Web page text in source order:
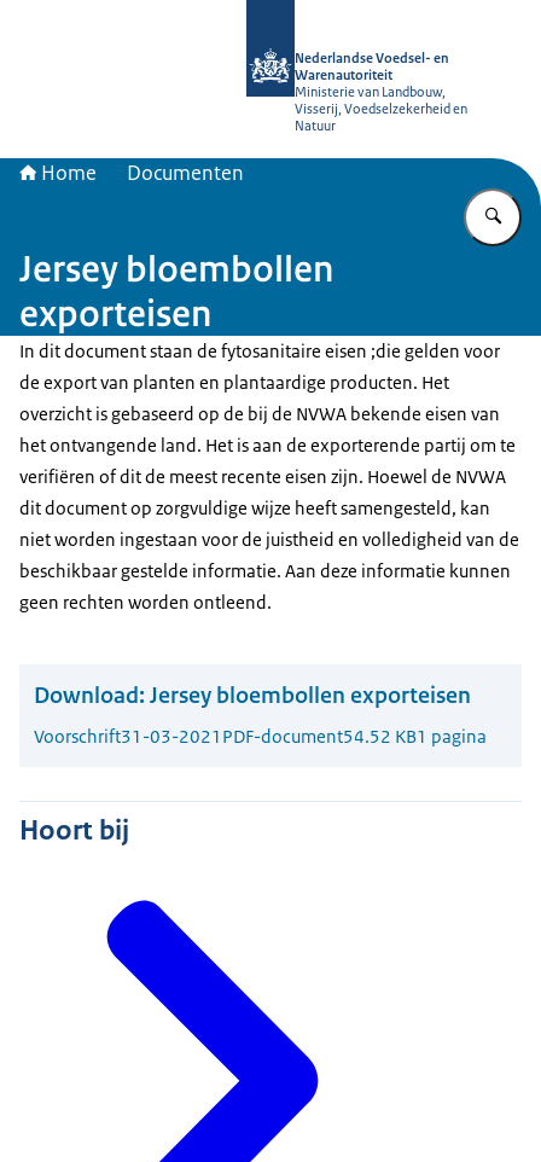
Nederlandse Voedsel- en
Warenautoriteit
Ministerie van Landbouw,
Visserij, Voedselzekerheid en
Natuur
Home Documenten
Jersey bloembollen
exporteisen
In dit document staan de fytosanitaire eisen ;die gelden voor
de export van planten en plantaardige producten. Het
overzicht is gebaseerd op de bij de NVWA bekende eisen van
het ontvangende land. Het is aan de exporterende partij om te
verifiëren of dit de meest recente eisen zijn. Hoewel de NVWA
dit document op zorgvuldige wijze heeft samengesteld, kan
niet worden ingestaan voor de juistheid en volledigheid van de
beschikbaar gestelde informatie. Aan deze informatie kunnen
geen rechten worden ontleend.
Download: Jersey bloembollen exporteisen
Voorschrift31-03-2021 PDF-document54.52 KB1 pagina
Hoort bij